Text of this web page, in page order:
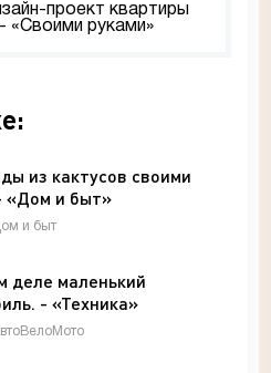
проект квартиры
«Своими руками»
из кактусов своими
«Дом и быт»
и быт
деле маленький
- «Техника»